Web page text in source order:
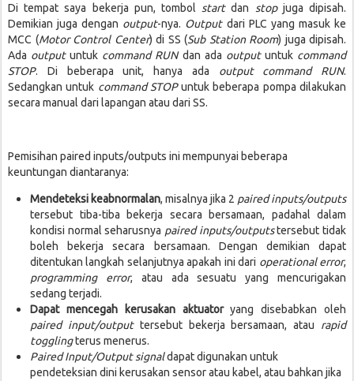
Di tempat saya bekerja pun, tombol startdan stop juga dipisah.
Demikian juga dengan output-nya. Output dari PLC yang masuk ke
MCC (Motor Control Center) di SS (Sub Station Room) juga dipisah.
Ada outputuntuk command RUN dan ada output untuk command
STOP. Di beberapa unit, hanya ada output command RUN.
Sedangkan untuk command STOPuntuk beberapa pompa dilakukan
secara manual dari lapangan atau dari SS.
Pemisihan paired inputs/outputs ini mempunyai beberapa
keuntungan diantaranya:
Mendeteksi keabnormalan, misalnya jika 2 paired inputs/outputs
tersebut tiba-tiba bekerja secara bersamaan, padahal dalam
kondisi normal seharusnya paired inputs/outputstersebut tidak
boleh bekerja secara bersamaan. Dengan demikian dapat
ditentukan langkah selanjutnya apakah ini dari operational error,
programming error, atau ada sesuatu yang mencurigakan
sedang terjadi.
Dapat mencegah kerusakan aktuatoryang disebabkan oleh
paired input/outputtersebut bekerja bersamaan, atau rapid
togglingterus menerus.
Paired Input/Output signaldapat digunakan untuk
pendeteksian dini kerusakan sensor atau kabel, atau bahkan jika